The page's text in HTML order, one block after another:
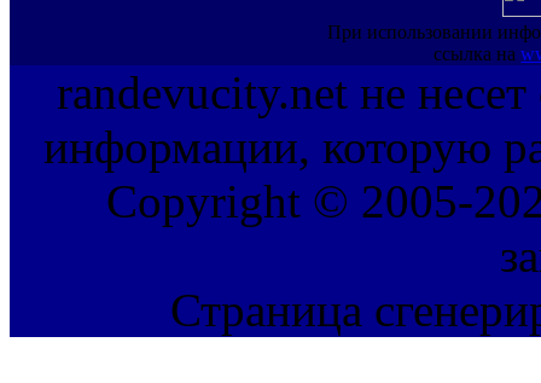
При использовании
ссылка на
randevucity.net не несет
информации, которую
Copyright © 2005-
Страница